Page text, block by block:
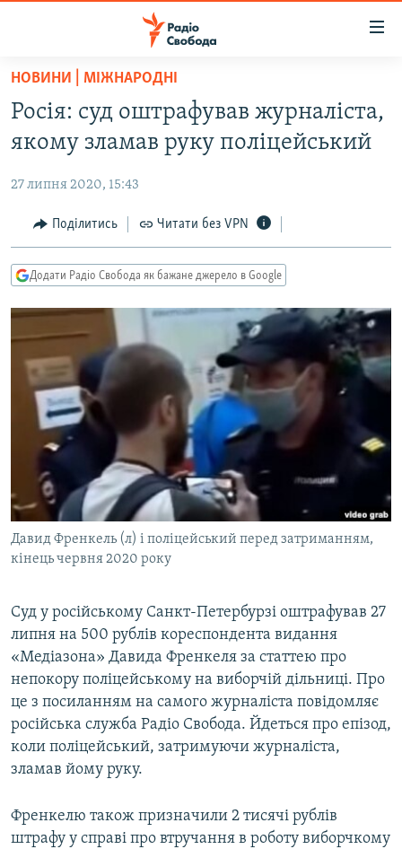
Перейти
основного
матеріалу
до
навігації
Перейти
до
РАДІО СВОБОДА – 70 РОКІВ
ВСЕ ЗА ДОБУ
ПОЛІТИКА
ЕКОНОМІКА
КУЛЬТУРА
УКРАЇНА
СВІТ
ВІЙНА
РОСІЙСЬКА «ФІЛЬТРАЦІЯ»
КРИМ.РЕАЛІЇ
ТИ ЯК?
СХЕМИ
КИТАЙ.ВИКЛИКИ
МУЛЬТИМЕДІА
ФОТО
СПЕЦПРОЄКТИ
ПОДКАСТИ
КРИМ РЕАЛІЇ
УКР
КТАТ
ДОЛУЧАЙСЯ!
Усі сайти RFE/RL
НОВИНИ | МІЖНАРОДНІ
Росія: суд оштрафував журналіста,
якому зламав руку поліцейський
27 липня 2020, 15:43
Поділитись Читати без VPN
Додати Радіо Свобода як бажане джерело в Google
Давид Френкель (л) і поліцейський перед затриманням,
кінець червня 2020 року
Суд у російському Санкт-Петербурзі оштрафував 27
липня на 500 рублів кореспондента видання
«Медіазона» Давида Френкеля за статтею про
непокору поліцейському на виборчій дільниці. Про
це з посиланням на самого журналіста повідомляє
російська служба Радіо Свобода. Йдеться про епізод,
коли поліцейський, затримуючи журналіста,
зламав йому руку.
Френкелю також призначили 2 тисячі рублів
штрафу у справі про втручання в роботу виборчкому